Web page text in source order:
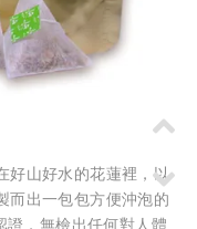
好山好水的花蓮裡，以
而出一包包方便沖泡的
證，無檢出任何對人體